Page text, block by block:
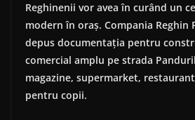
Reghinenii vor avea în curând un
modern în oraș. Compania Reghin
depus documentația pentru
comercial amplu pe strada
magazine, supermarket,
pentru copii.